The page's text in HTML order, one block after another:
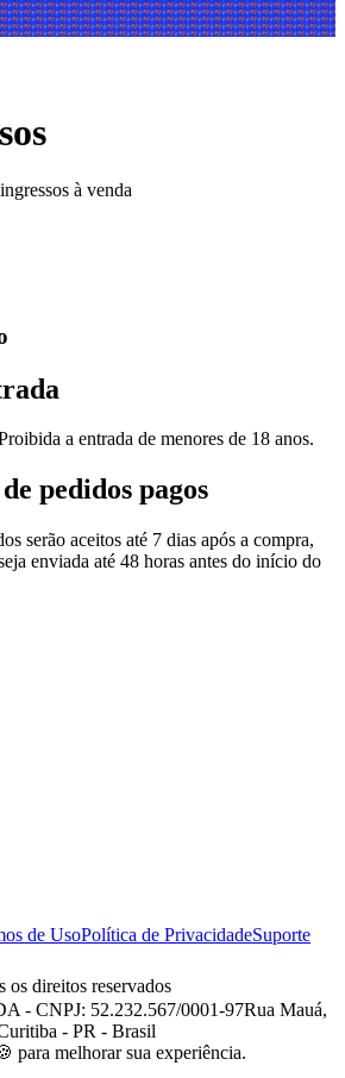
à venda
a entrada de menores de 18 anos.
pedidos pagos
serão aceitos até 7 dias após a compra,
enviada até 48 horas antes do início do
de UsoPolítica de PrivacidadeSuporte
os direitos reservados
- CNPJ: 52.232.567/0001-97Rua Mauá,
- PR - Brasil
para melhorar sua experiência.